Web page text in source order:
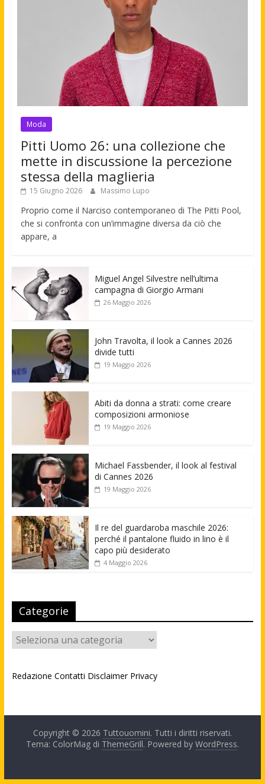
Moda
Pitti Uomo 26: una collezione che
mette in discussione la percezione
stessa della maglieria
15 Giugno 2026 Massimo Lupo
Proprio come il Narciso contemporaneo di The Pitti Pool,
che si confronta con un’immagine diversa da ciò che
appare, a
Miguel Angel Silvestre nell’ultima
campagna di Giorgio Armani
26 Maggio 2026
John Travolta, il look a Cannes 2026
divide tutti
19 Maggio 2026
Abiti da donna a strati: come creare
composizioni armoniose
19 Maggio 2026
Michael Fassbender, il look al festival
di Cannes 2026
19 Maggio 2026
Il re del guardaroba maschile 2026:
perché il pantalone fluido in lino è il
capo più desiderato
4 Maggio 2026
Categorie
Categorie
Redazione Contatti Disclaimer Privacy
Copyright © 2026 Tuttouomini. Tutti i diritti riservati.
Tema: ColorMag di ThemeGrill. Powered by WordPress.